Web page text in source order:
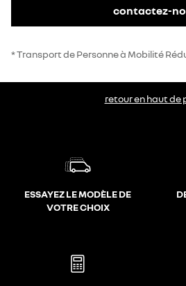
contactez-
* Transport de Personne à Mobilité
retour en haut de
ESSAYEZ LE MODÈLE DE
VOTRE CHOIX